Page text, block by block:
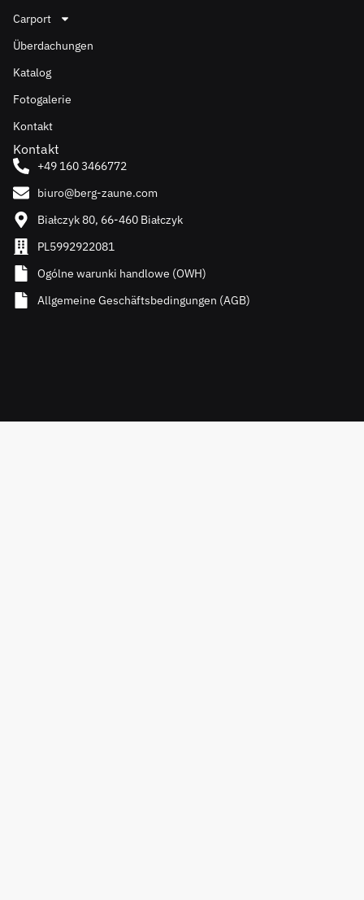
Carport
Überdachungen
Katalog
Fotogalerie
Kontakt
Kontakt
+49 160 3466772
biuro@berg-zaune.com
Białczyk 80, 66-460 Białczyk
PL5992922081
Ogólne warunki handlowe (OWH)
Allgemeine Geschäftsbedingungen (AGB)